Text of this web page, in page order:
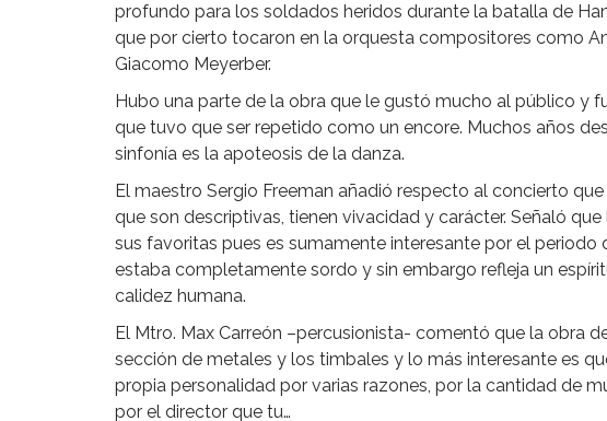
profundo para los soldados heridos durante la batalla de
que por cierto tocaron en la orquesta compositores como
Giacomo Meyerber.
Hubo una parte de la obra que le gustó mucho al público y
que tuvo que ser repetido como un encore. Muchos años
sinfonía es la apoteosis de la danza.
El maestro Sergio Freeman añadió respecto al concierto
que son descriptivas, tienen vivacidad y carácter. Señaló
sus favoritas pues es sumamente interesante por el periodo
estaba completamente sordo y sin embargo refleja un
calidez humana.
El Mtro. Max Carreón –percusionista- comentó que la obra
sección de metales y los timbales y lo más interesante es
propia personalidad por varias razones, por la cantidad de
por el director que tu…